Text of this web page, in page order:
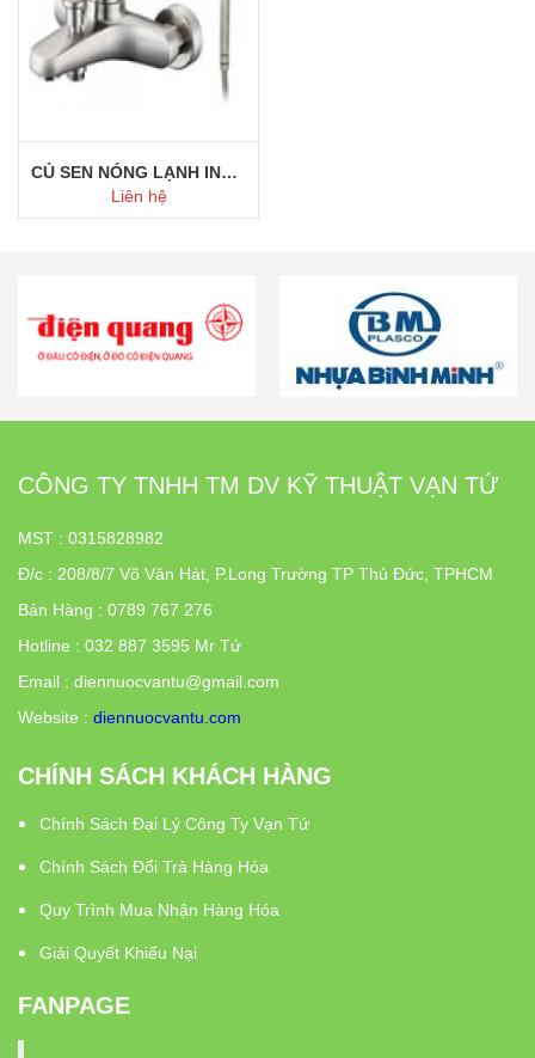
CỦ SEN NÓNG LẠNH INOX 304
Liên hệ
CÔNG TY TNHH TM DV KỸ THUẬT VẠN TỨ
MST : 0315828982
Đ/c : 208/8/7 Võ Văn Hát, P.Long Trường TP Thủ Đức, TPHCM
Bán Hàng : 0789 767 276
Hotline : 032 887 3595 Mr Tứ
Email : diennuocvantu@gmail.com
Website : diennuocvantu.com
CHÍNH SÁCH KHÁCH HÀNG
Chính Sách Đại Lý Công Ty Vạn Tứ
Chính Sách Đổi Trả Hàng Hóa
Quy Trình Mua Nhận Hàng Hóa
Giải Quyết Khiếu Nại
FANPAGE